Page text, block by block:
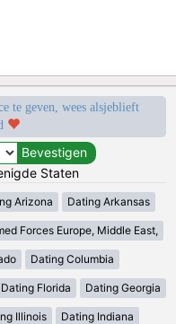
te geven, wees alsjeblieft
Staten
Arizona Dating Arkansas
Forces Europe, Middle East,
Dating Columbia
Dating Florida Dating Georgia
Illinois Dating Indiana